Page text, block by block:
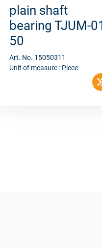
plain shaft
bearing TJUM-
50
Art. No. 15050311
Unit of measure : Piece